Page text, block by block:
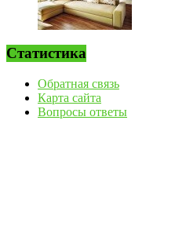
Статистика
Обратная связь
Карта сайта
Вопросы ответы